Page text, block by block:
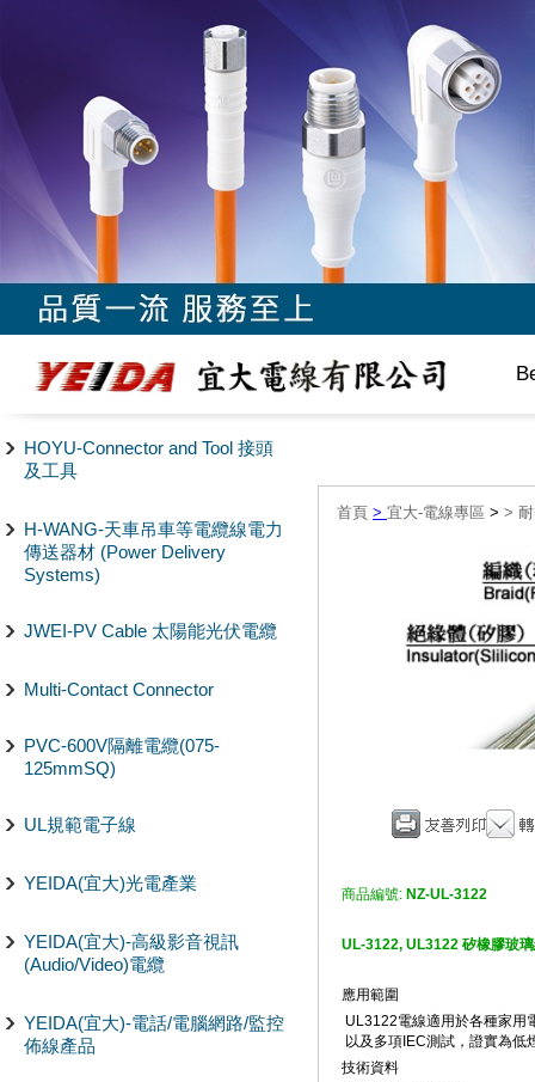
HOYU-Connector and Tool 接頭
及工具
H-WANG-天車吊車等電纜線電力
傳送器材 (Power Delivery
Systems)
JWEI-PV Cable 太陽能光伏電纜
Multi-Contact Connector
PVC-600V隔離電纜(075-
125mmSQ)
UL規範電子線
YEIDA(宜大)光電產業
YEIDA(宜大)-高級影音視訊
(Audio/Video)電纜
YEIDA(宜大)-電話/電腦網路/監控
佈線產品
首頁 > 宜大-電線專區 > >
商品編號: NZ-UL-3122
UL-3122, UL3122 矽橡膠玻
應用範圍
UL3122電線適用於各種家用
以及多項IEC測試，證實為低
技術資料